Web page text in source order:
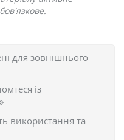
для зовнішнього
із
використання та